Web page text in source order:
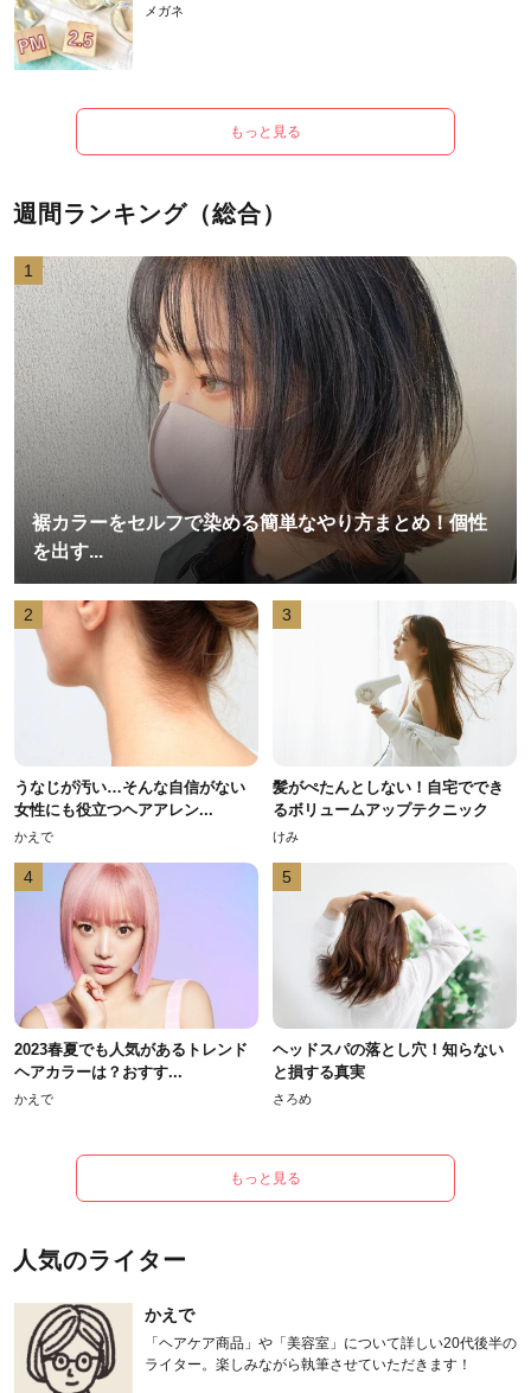
メガネ
もっと見る
週間ランキング（総合）
1
裾カラーをセルフで染める簡単なやり方まとめ！個性
を出す...
2
うなじが汚い…そんな自信がない
女性にも役立つヘアアレン...
かえで
3
髪がぺたんとしない！自宅ででき
るボリュームアップテクニック
けみ
4
2023春夏でも人気があるトレンド
ヘアカラーは？おすす...
かえで
5
ヘッドスパの落とし穴！知らない
と損する真実
さろめ
もっと見る
人気のライター
かえで
「ヘアケア商品」や「美容室」について詳しい20代後半の
ライター。楽しみながら執筆させていただきます！